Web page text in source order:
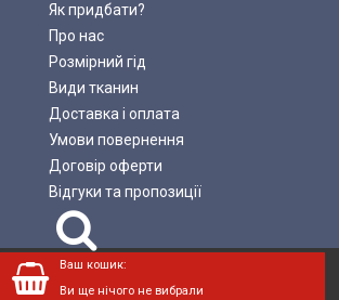
Як придбати?
Про нас
Розмірний гід
Види тканин
Доставка і оплата
Умови повернення
Договір оферти
Відгуки та пропозиції
Пошук
Ваш кошик:
Ви ще нічого не вибрали